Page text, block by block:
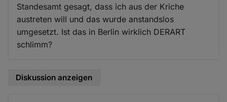
Standesamt gesagt, dass ich aus der Kriche
austreten will und das wurde anstandslos
umgesetzt. Ist das in Berlin wirklich DERART
schlimm?
Diskussion anzeigen